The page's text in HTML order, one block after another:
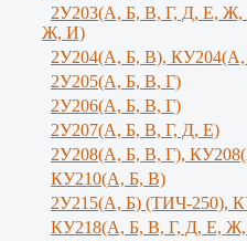
2У203(А, Б, В, Г, Д, Е,
Ж, И)
2У204(А, Б, В),
2У205(А, Б, В, Г)
2У206(А, Б, В, Г)
2У207(А, Б, В, Г, Д, Е)
2У208(А, Б, В, Г),
КУ210(А, Б, В)
2У215(А, Б) (ТИЧ-250),
КУ218(А, Б, В, Г, Д, Е,